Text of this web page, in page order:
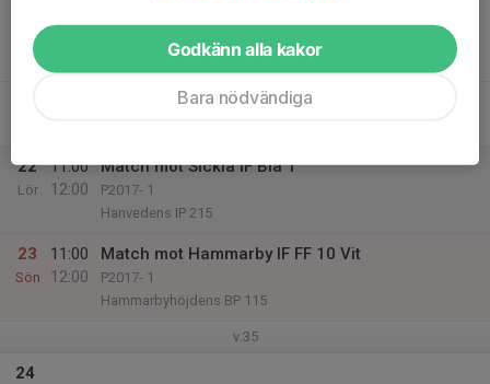
Tor
Hanveden konstgräsplan, plan B
22
Lör
11:00
12:00
Match mot Sickla IF Blå 1
P2017- 1
Hanvedens IP 215
23
Sön
11:00
12:00
Match mot Hammarby IF FF 10 Vit
P2017- 1
Hammarbyhöjdens BP 115
v.35
24
Godkänn alla kakor
Bara nödvändiga